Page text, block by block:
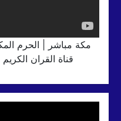
قناة القران